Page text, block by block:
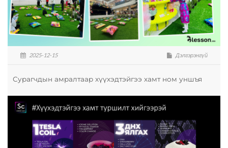
2025-12-15 Дэлгэрэнгүй
Сурагчдын амралтаар хүүхэдтэйгээ хамт ном уншъя